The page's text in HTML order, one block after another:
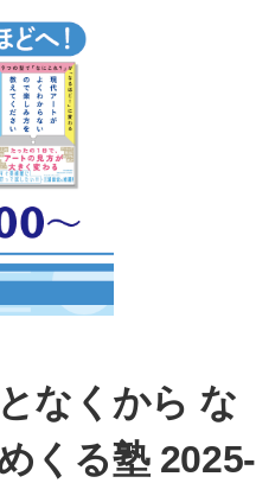
なくから な
くる塾 2025-